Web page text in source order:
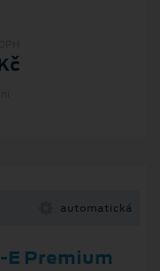
automatická
Premium